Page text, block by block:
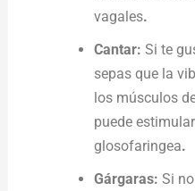
vagales.
Cantar: Si te
sepas que la
los músculos
puede
glosofaringea.
Gárgaras: Si